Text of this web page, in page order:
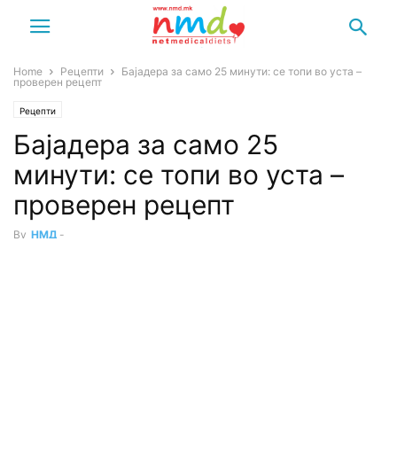
Home Рецепти
Бајадера за само 25 минути: се топи во уста –
проверен рецепт
Рецепти
Бајадера за само 25
минути: се топи во уста –
проверен рецепт
By НМД -